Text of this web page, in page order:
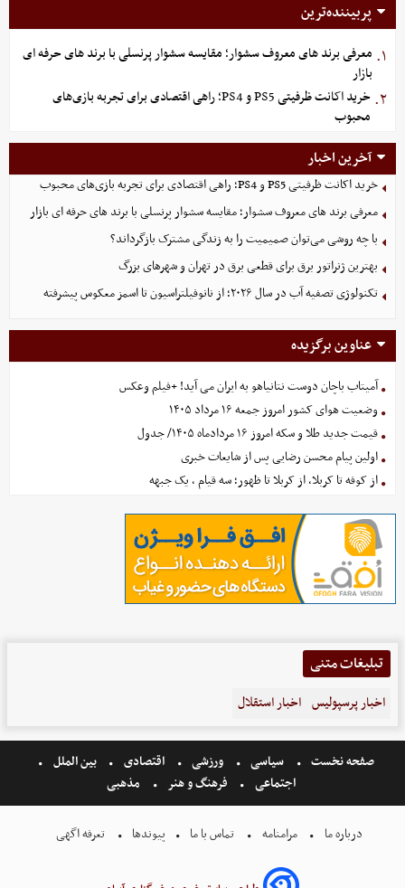
پربیننده‌ترین
۱. معرفی برند های معروف سشوار؛ مقایسه سشوار پرنسلی با برند های حرفه ای
بازار
۲.
خرید اکانت ظرفیتی PS5 و PS4؛ راهی اقتصادی برای تجربه بازی‌های
محبوب
آخرین اخبار
خرید اکانت ظرفیتی PS5 و PS4؛ راهی اقتصادی برای تجربه بازی‌های محبوب
معرفی برند های معروف سشوار؛ مقایسه سشوار پرنسلی با برند های حرفه ای بازار
با چه روشی می‌توان صمیمیت را به زندگی مشترک بازگرداند؟
بهترین ژنراتور برق برای قطعی برق در تهران و شهرهای بزرگ
تکنولوژی تصفیه آب در سال ۲۰۲۶؛ از نانوفیلتراسیون تا اسمز معکوس پیشرفته
عناوین برگزیده
آمیتاب باچان دوست نتانیاهو به ایران می آید! +فیلم وعکس
وضعیت هوای کشور امروز جمعه ۱۶ مرداد ۱۴۰۵
قیمت جدید طلا و سکه امروز ۱۶ مردادماه ۱۴۰۵/ جدول
اولین پیام محسن رضایی پس از شایعات خبری
از کوفه تا کربلا، از کربلا تا ظهور؛ سه قیام ، یک جبهه
تبلیغات متنی
اخبار پرسپولیس اخبار استقلال
صفحه نخست سیاسی ورزشی اقتصادی
بین الملل
اجتماعی
فرهنگ و هنر مذهبی
درباره ما مرامنامه تماس با ما پیوندها تعرفه اگهی